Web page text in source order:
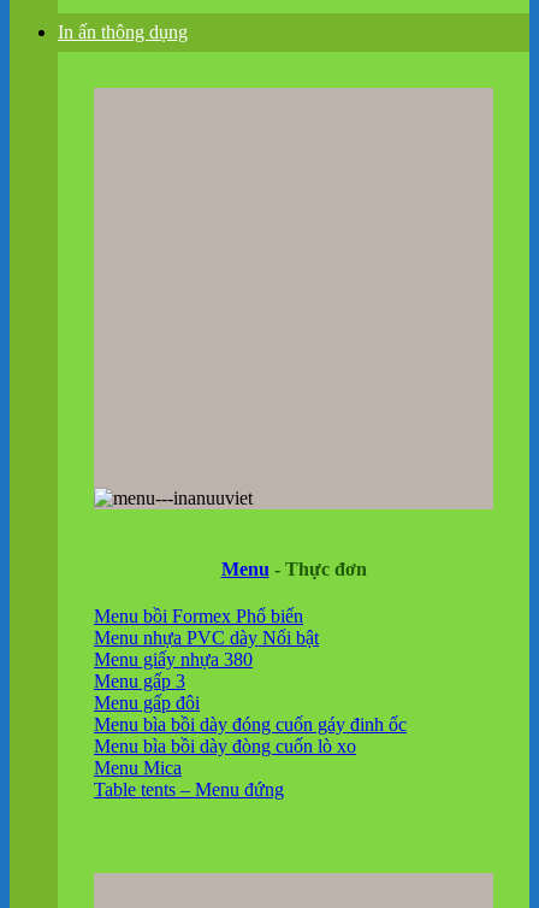
In ấn thông dụng
Menu - Thực đơn
Menu bồi Formex
Menu nhựa PVC dày
Menu giấy nhựa 380
Menu gấp 3
Menu gấp đôi
Menu bìa bồi dày đóng cuốn gáy đinh ốc
Menu bìa bồi dày đòng cuốn lò xo
Menu Mica
Table tents – Menu đứng